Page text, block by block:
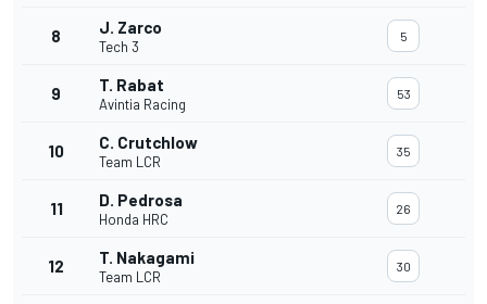
8 J. Zarco
Tech 3
5
9 T. Rabat
Avintia Racing
53
10 C. Crutchlow
Team LCR
35
11 D. Pedrosa
Honda HRC
26
12 T. Nakagami
Team LCR
30